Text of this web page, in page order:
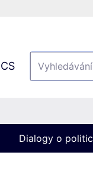
CS
Dialogy o